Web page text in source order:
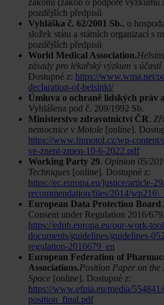
pozdějších předpisů
Vyhláška č. 62/2001 Sb., o
složek státu a státních organizací s
pozdějších předpisů
World Medical Association.
zásady pro lékařský výzkum s
Dostupné z: https://www.wma.net/
declaration-of-helsinki/
Úmluva o ochraně lidských práv
Vyhlášena pod č. 209/1992 Sb.
Ministerstvo zdravotnictví ČR.
nemocnice v Motole [online].
https://www.fnmotol.cz/wp-
ve-zneni-zmen-10-6-2022.pdf
Working Party 29. Opinion 05/
Techniques [online]. Dostupné z:
https://ec.europa.eu/justice/article-
recommendation/files/2014/
European Data Protection Board
Consent under Regulation 2016/
https://edpb.europa.eu/our-work-
documents/guidelines/guidelines-
regulation-2016679_en
European Federation of
Associations.Position Paper on
Space [online]. Dostupné z:
https://www.efpia.eu/media/
position_final.pdf